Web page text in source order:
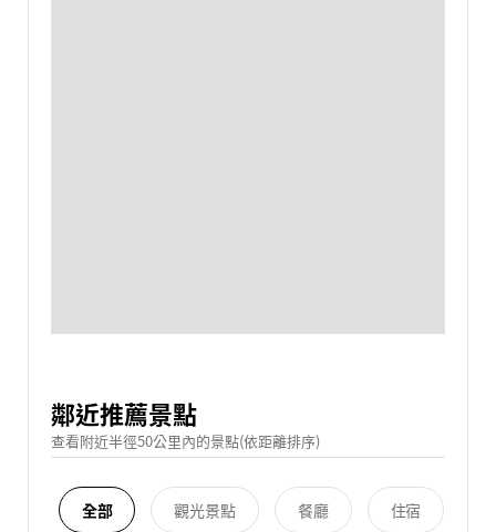
鄰近推薦景點
查看附近半徑50公里內的景點(依距離排序)
全部 觀光景點 餐廳 住宿